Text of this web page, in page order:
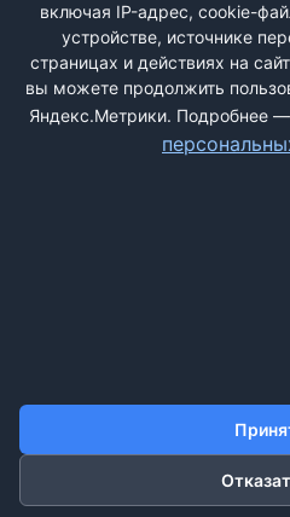
Быстрая регистрациячерез
ПОЛИТИКА ОБРАБОТКИ
©2011-2026
включая IP-адрес, cookie-
устройстве, источнике
страницах и действиях на
вы можете продолжить
Яндекс.Метрики. Подробнее —